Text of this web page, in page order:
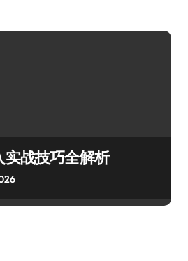
实战技巧全解析